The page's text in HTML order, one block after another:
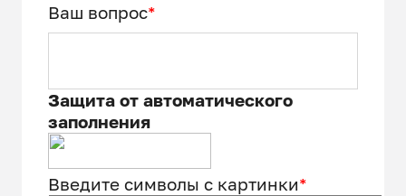
Ваш вопрос*
Защита от автоматического
заполнения
Введите символы с картинки*